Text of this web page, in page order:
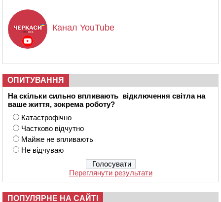
Канал YouTube
ОПИТУВАННЯ
На скільки сильно впливають відключення світла на
ваше життя, зокрема роботу?
Катастрофічно
Частково відчутно
Майже не впливають
Не відчуваю
Переглянути результати
ПОПУЛЯРНЕ НА САЙТІ